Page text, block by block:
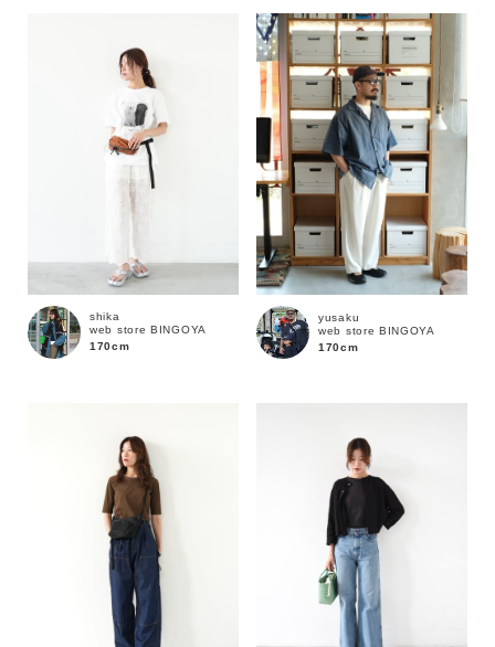
shika
web store BINGOYA
170cm
yusaku
web store BINGOYA
170cm